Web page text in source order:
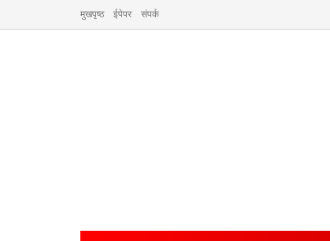
मुखपृष्ठ ईपेपर संपर्क